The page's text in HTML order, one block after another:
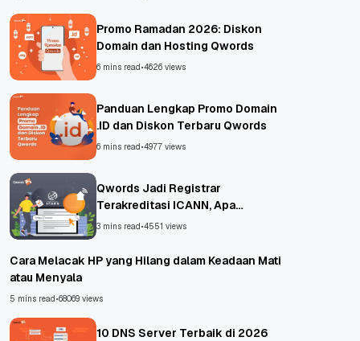
Promo Ramadan 2026: Diskon
Domain dan Hosting Qwords
6 mins read•4626 views
Panduan Lengkap Promo Domain
.ID dan Diskon Terbaru Qwords
6 mins read•4977 views
Qwords Jadi Registrar
Terakreditasi ICANN, Apa
Untungnya?
3 mins read•4551 views
Cara Melacak HP yang Hilang dalam Keadaan Mati
atau Menyala
5 mins read•68069 views
10 DNS Server Terbaik di 2026